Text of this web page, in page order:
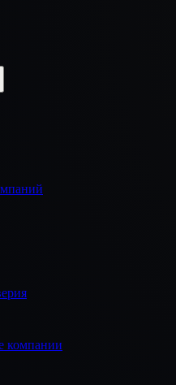
компании